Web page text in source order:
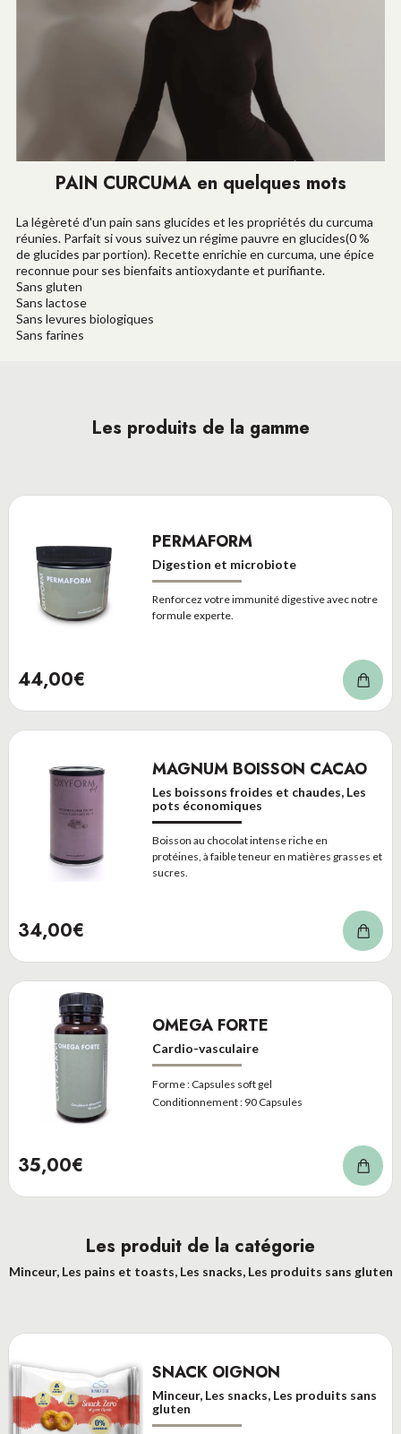
PAIN CURCUMA en quelques mots
La légèreté d'un pain sans glucides et les propriétés du curcuma
réunies. Parfait si vous suivez un régime pauvre en glucides(0 %
de glucides par portion). Recette enrichie en curcuma, une épice
reconnue pour ses bienfaits antioxydante et purifiante.
Sans gluten
Sans lactose
Sans levures biologiques
Sans farines
Les produits de la gamme
PERMAFORM
Digestion et microbiote
Renforcez votre immunité digestive avec notre
formule experte.
44,00€
MAGNUM BOISSON CACAO
Les boissons froides et chaudes, Les
pots économiques
Boisson au chocolat intense riche en
protéines, à faible teneur en matières grasses et
sucres.
34,00€
OMEGA FORTE
Cardio-vasculaire
Forme : Capsules soft gel
Conditionnement : 90 Capsules
35,00€
Les produit de la catégorie
Minceur, Les pains et toasts, Les snacks, Les produits sans gluten
SNACK OIGNON
Minceur, Les snacks, Les produits sans
gluten